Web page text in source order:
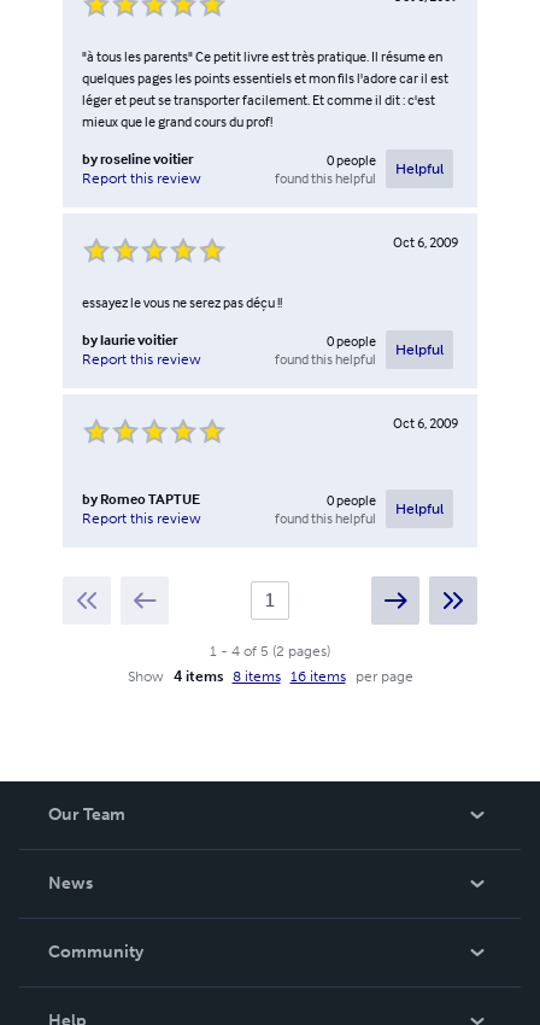
"à tous les parents" Ce petit livre est très pratique. Il résume en
quelques pages les points essentiels et mon fils l'adore car il est
léger et peut se transporter facilement. Et comme il dit : c'est
mieux que le grand cours du prof!
byroseline voitier
Report this review
0people
found this helpful
Helpful
Oct 6, 2009
essayez le vous ne serez pas déçu !!
bylaurie voitier
Report this review
0people
found this helpful
Helpful
Oct 6, 2009
by Romeo TAPTUE
Report this review
0people
found this helpful
Helpful
1 - 4 of 5 (2 pages)
Show
4 items 8 items 16 items per page
Our Team
News
In The News
Community